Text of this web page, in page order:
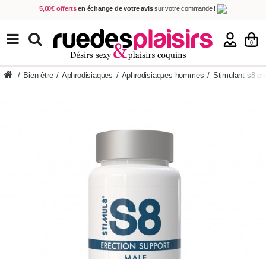
5,00€ offerts en échange de votre avissur votre commande !
Achetez aujourd'hui. Décidez quand payer !
Livraison en 48h
au prix de 2,90 € ! (Offerte dès 69,00€ d'achat)
0
TOUS NOS PRODUITS
/ Bien-être / Aphrodisiaques / Aphrodisiaques hommes / Stimulant s8